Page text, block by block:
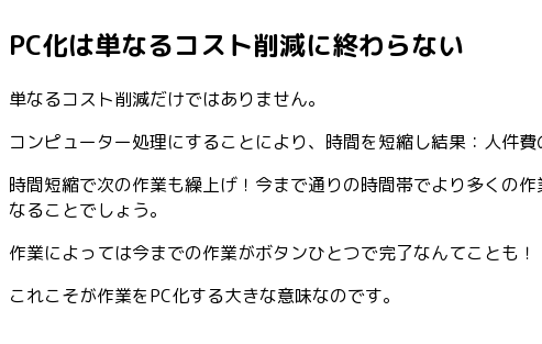
PC化は単なるコスト削減に終わらない
単なるコスト削減だけではありません。
コンピューター処理にすることにより、時間を短縮し結果：人件費
時間短縮で次の作業も繰上げ！今まで通りの時間帯でより多くの
なることでしょう。
作業によっては今までの作業がボタンひとつで完了なんてことも！
これこそが作業をPC化する大きな意味なのです。